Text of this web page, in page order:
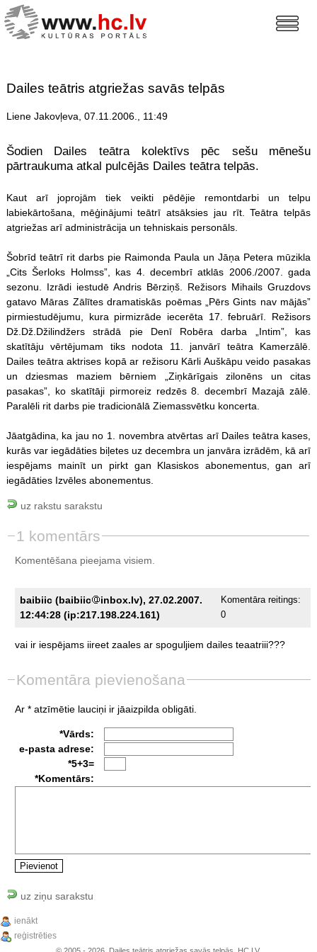
Dailes teātris atgriežas savās telpās
Liene Jakovļeva, 07.11.2006., 11:49
Šodien Dailes teātra kolektīvs pēc sešu mēnešu
pārtraukuma atkal pulcējās Dailes teātra telpās.
Kaut arī joprojām tiek veikti pēdējie remontdarbi un telpu
labiekārtošana, mēģinājumi teātrī atsāksies jau rīt. Teātra telpās
atgriežas arī administrācija un tehniskais personāls.
Šobrīd teātrī rit darbs pie Raimonda Paula un Jāņa Petera mūzikla
„Cits Šerloks Holmss”, kas 4. decembrī atklās 2006./2007. gada
sezonu. Izrādi iestudē Andris Bērziņš. Režisors Mihails Gruzdovs
gatavo Māras Zālītes dramatiskās poēmas „Pērs Gints nav mājās”
pirmiestudējumu, kura pirmizrāde iecerēta 17. februārī. Režisors
Dž.Dž.Džilindžers strādā pie Denī Robēra darba „Intim”, kas
skatītāju vērtējumam tiks nodota 11. janvārī teātra Kamerzālē.
Dailes teātra aktrises kopā ar režisoru Kārli Auškāpu veido pasakas
un dziesmas maziem bērniem „Ziņkārīgais zilonēns un citas
pasakas”, ko skatītāji pirmoreiz redzēs 8. decembrī Mazajā zālē.
Paralēli rit darbs pie tradicionālā Ziemassvētku koncerta.
Jāatgādina, ka jau no 1. novembra atvērtas arī Dailes teātra kases,
kurās var iegādāties biļetes uz decembra un janvāra izrādēm, kā arī
iespējams mainīt un pirkt gan Klasiskos abonementus, gan arī
iegādāties Izvēles abonementus.
uz rakstu sarakstu
1 komentārs
Komentēšana pieejama visiem.
baibiic (baibiic
inbox.lv), 27.02.2007.
12:44:28 (ip:217.198.224.161)
Komentāra reitings:
0
vai ir iespējams iireet zaales ar spoguljiem dailes teaatriii???
Komentāra pievienošana
Ar * atzīmētie lauciņi ir jāaizpilda obligāti.
*Vārds:
e-pasta adrese:
*5+3=
*Komentārs:
uz ziņu sarakstu
ienākt
reģistrēties